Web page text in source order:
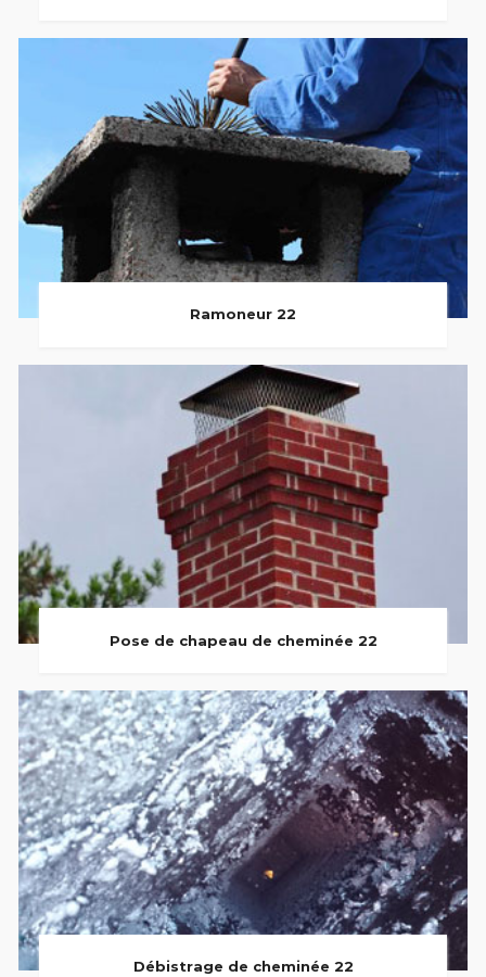
Ramoneur 22
Pose de chapeau de cheminée 22
Débistrage de cheminée 22